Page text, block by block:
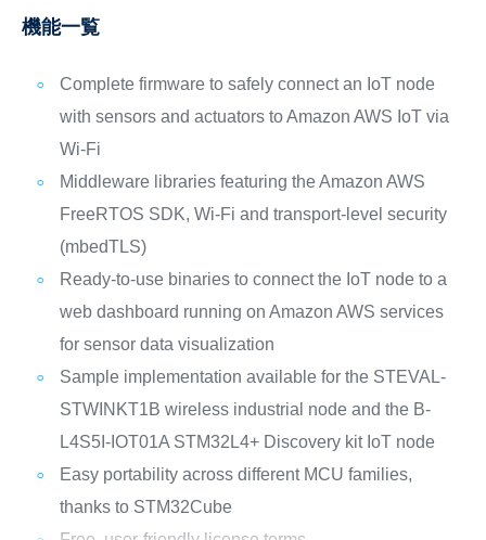
機能一覧
Complete firmware to safely connect an IoT node
with sensors and actuators to Amazon AWS IoT via
Wi-Fi
Middleware libraries featuring the Amazon AWS
FreeRTOS SDK, Wi-Fi and transport-level security
(mbedTLS)
Ready-to-use binaries to connect the IoT node to a
web dashboard running on Amazon AWS services
for sensor data visualization
Sample implementation available for the STEVAL-
STWINKT1B wireless industrial node and the B-
L4S5I-IOT01A STM32L4+ Discovery kit IoT node
Easy portability across different MCU families,
thanks to STM32Cube